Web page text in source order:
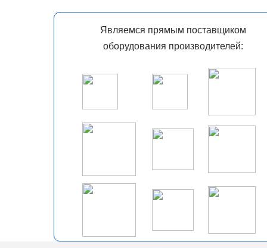
Являемся прямым поставщиком
оборудования производителей: